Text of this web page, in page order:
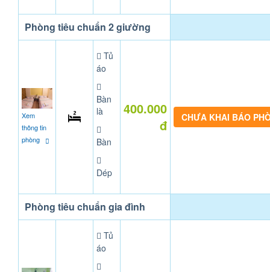
Phòng tiêu chuẩn 2 giường
Xem
thông tin
phòng
Tủ
áo
Bàn
là
Bàn
Dép
400.000
đ
CHƯA KHAI BÁO
Phòng tiêu chuẩn gia đình
Tủ
áo